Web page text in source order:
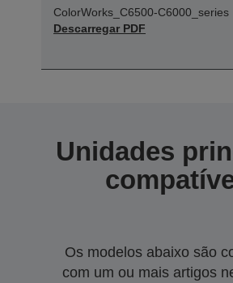
ColorWorks_C6500-C6000_series
Descarregar PDF
Unidades
Os modelos abaixo são
com um ou mais artigos